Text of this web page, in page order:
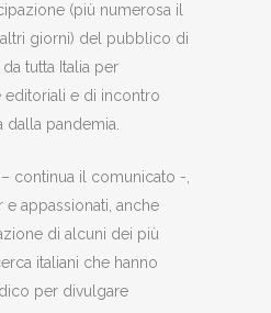
(più numerosa il
giorni) del pubblico di
tutta Italia per
e di incontro
dalla pandemia.
continua il comunicato -,
appassionati, anche
di alcuni dei più
italiani che hanno
per divulgare